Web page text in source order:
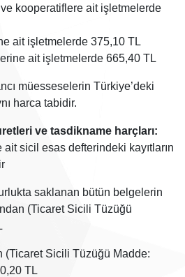
kooperatiflere ait işletmelerde
ait işletmelerde 375,10 TL
ait işletmelerde 665,40 TL
müesseselerin Türkiye’deki
harca tabidir.
ve tasdikname harçları:
sicil esas defterindeki kayıtların
saklanan bütün belgelerin
(Ticaret Sicili Tüzüğü
(Ticaret Sicili Tüzüğü Madde:
TL